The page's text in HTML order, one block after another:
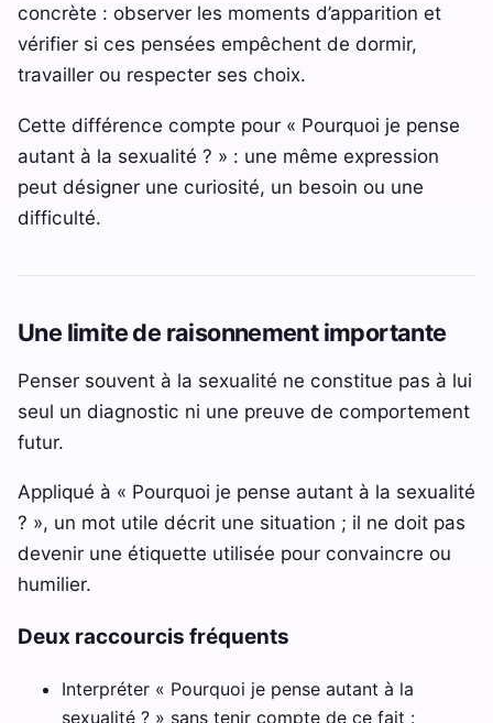
concrète : observer les moments d’apparition et
vérifier si ces pensées empêchent de dormir,
travailler ou respecter ses choix.
Cette différence compte pour « Pourquoi je pense
autant à la sexualité ? » : une même expression
peut désigner une curiosité, un besoin ou une
difficulté.
Une limite de raisonnement importante
Penser souvent à la sexualité ne constitue pas à lui
seul un diagnostic ni une preuve de comportement
futur.
Appliqué à « Pourquoi je pense autant à la sexualité
? », un mot utile décrit une situation ; il ne doit pas
devenir une étiquette utilisée pour convaincre ou
humilier.
Deux raccourcis fréquents
Interpréter « Pourquoi je pense autant à la
sexualité ? » sans tenir compte de ce fait :